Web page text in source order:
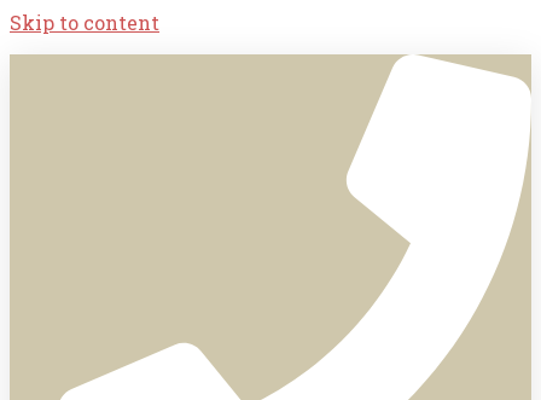
Skip to content